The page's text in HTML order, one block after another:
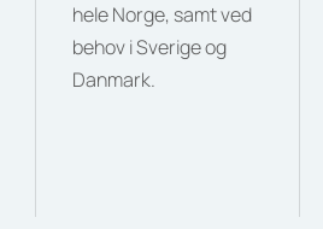
hele Norge, samt ved
behov i Sverige og
Danmark.